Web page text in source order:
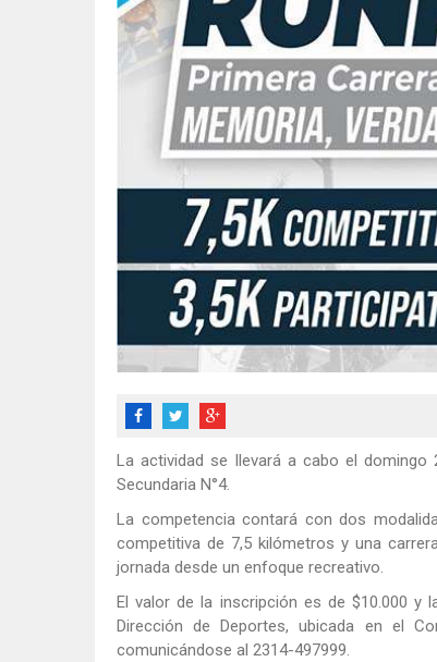
La actividad se llevará a cabo el
Secundaria N°4.
La competencia contará con dos
competitiva de 7,5 kilómetros y una
jornada desde un enfoque recreativo.
El valor de la inscripción es de $10.000 y
Dirección de Deportes, ubicada en el
comunicándose al 2314-497999.